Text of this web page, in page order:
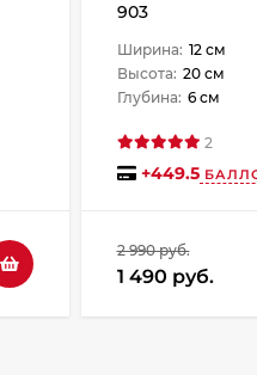
903
Ширина: 12 см
Высота: 20 см
Глубина: 6 см
2
+449.5
2 990 руб.
1 490 руб.